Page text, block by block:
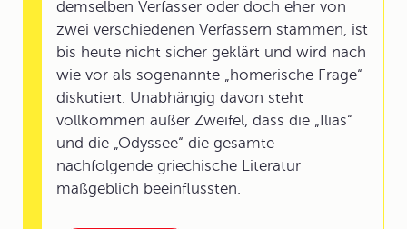
demselben Verfasser oder doch eher von
zwei verschiedenen Verfassern stammen, ist
bis heute nicht sicher geklärt und wird nach
wie vor als sogenannte „homerische Frage“
diskutiert. Unabhängig davon steht
vollkommen außer Zweifel, dass die „Ilias“
und die „Odyssee“ die gesamte
nachfolgende griechische Literatur
maßgeblich beeinflussten.